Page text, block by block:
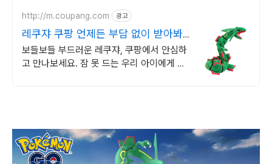
http://m.coupang.com 광고
레쿠쟈 쿠팡 언제든 부담 없이 받아봐
요
보들보들 부드러운 레쿠쟈, 쿠팡에서 안심하
고 만나보세요. 잠 못 드는 우리 아이에게 포